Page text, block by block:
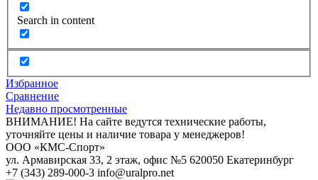
Search in content
Избранное
Сравнение
Недавно просмотренные
ВНИМАНИЕ! На сайте ведутся технические работы,
уточняйте цены и наличие товара у менеджеров!
ООО «КМС-Спорт»
ул. Армавирская 33, 2 этаж, офис №5 620050 Екатеринбург
+7 (343) 289-000-3 info@uralpro.net